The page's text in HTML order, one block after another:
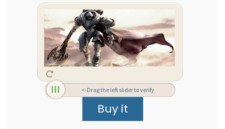
<-Drag the left slider to verify